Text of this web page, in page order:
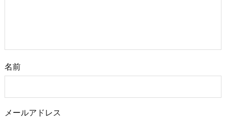
名前
メールアドレス